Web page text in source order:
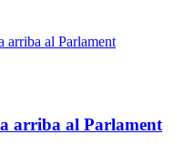
arriba al Parlament